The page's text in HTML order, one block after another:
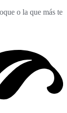
o la que más te